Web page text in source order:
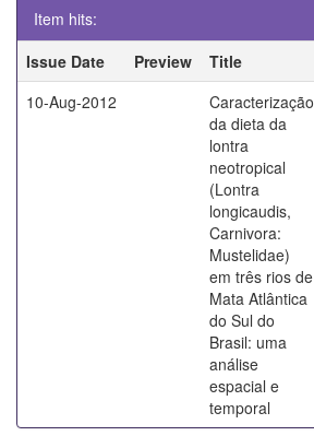
Item hits:
Issue Date
Preview Title
10-Aug-2012
Caracterização
da dieta da
lontra
neotropical
(Lontra
longicaudis,
Carnivora:
Mustelidae)
em três rios de
Mata Atlântica
do Sul do
Brasil: uma
análise
espacial e
temporal